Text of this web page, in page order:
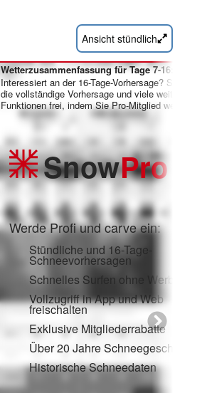
Ansicht stündlich
Wetterzusammenfassung für Tage 7-16:
Interessiert an der 16-Tage-Vorhersage? Schalten
die vollständige Vorhersage und viele weitere
Funktionen frei, indem Sie Pro-Mitglied werden.
SnowPro
Werde Profi und carve ein:
Stündliche und 16-Tage-
Schneevorhersagen
Schnelles Surfen ohne Werbung
Vollzugriff in App und Web
freischalten
Exklusive Mitgliederrabatte
Über 20 Jahre Schneegeschichte
Historische Schneedaten